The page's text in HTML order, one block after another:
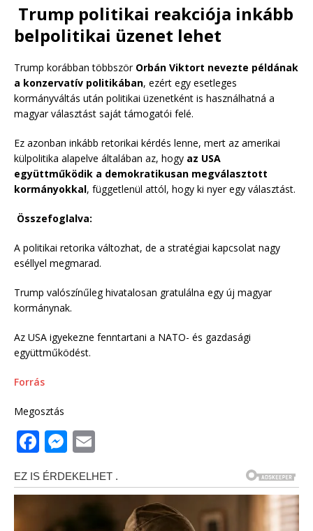
Trump politikai reakciója inkább
belpolitikai üzenet lehet
Trump korábban többször Orbán Viktort nevezte példának
a konzervatív politikában, ezért egy esetleges
kormányváltás után politikai üzenetként is használhatná a
magyar választást saját támogatói felé.
Ez azonban inkább retorikai kérdés lenne, mert az amerikai
külpolitika alapelve általában az, hogy az USA
együttműködik a demokratikusan megválasztott
kormányokkal, függetlenül attól, hogy ki nyer egy választást.
Összefoglalva:
A politikai retorika változhat, de a stratégiai kapcsolat nagy
eséllyel megmarad.
Trump valószínűleg hivatalosan gratulálna egy új magyar
kormánynak.
Az USA igyekezne fenntartani a NATO- és gazdasági
együttműködést.
Forrás
Megosztás
F
a
c
M
ss
e
ai
l